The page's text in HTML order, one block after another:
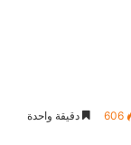
606 دقيقة واحدة